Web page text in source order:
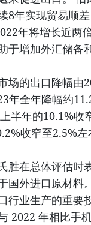
8年实现贸易顺
年将增长近两
于增加外汇储备
场的出口降幅由
年全年降幅约
半年的10.1%收
收窄至2.5%左
胜在总体评估时
国外进口原材料
行业生产的重要
2022 年相比手